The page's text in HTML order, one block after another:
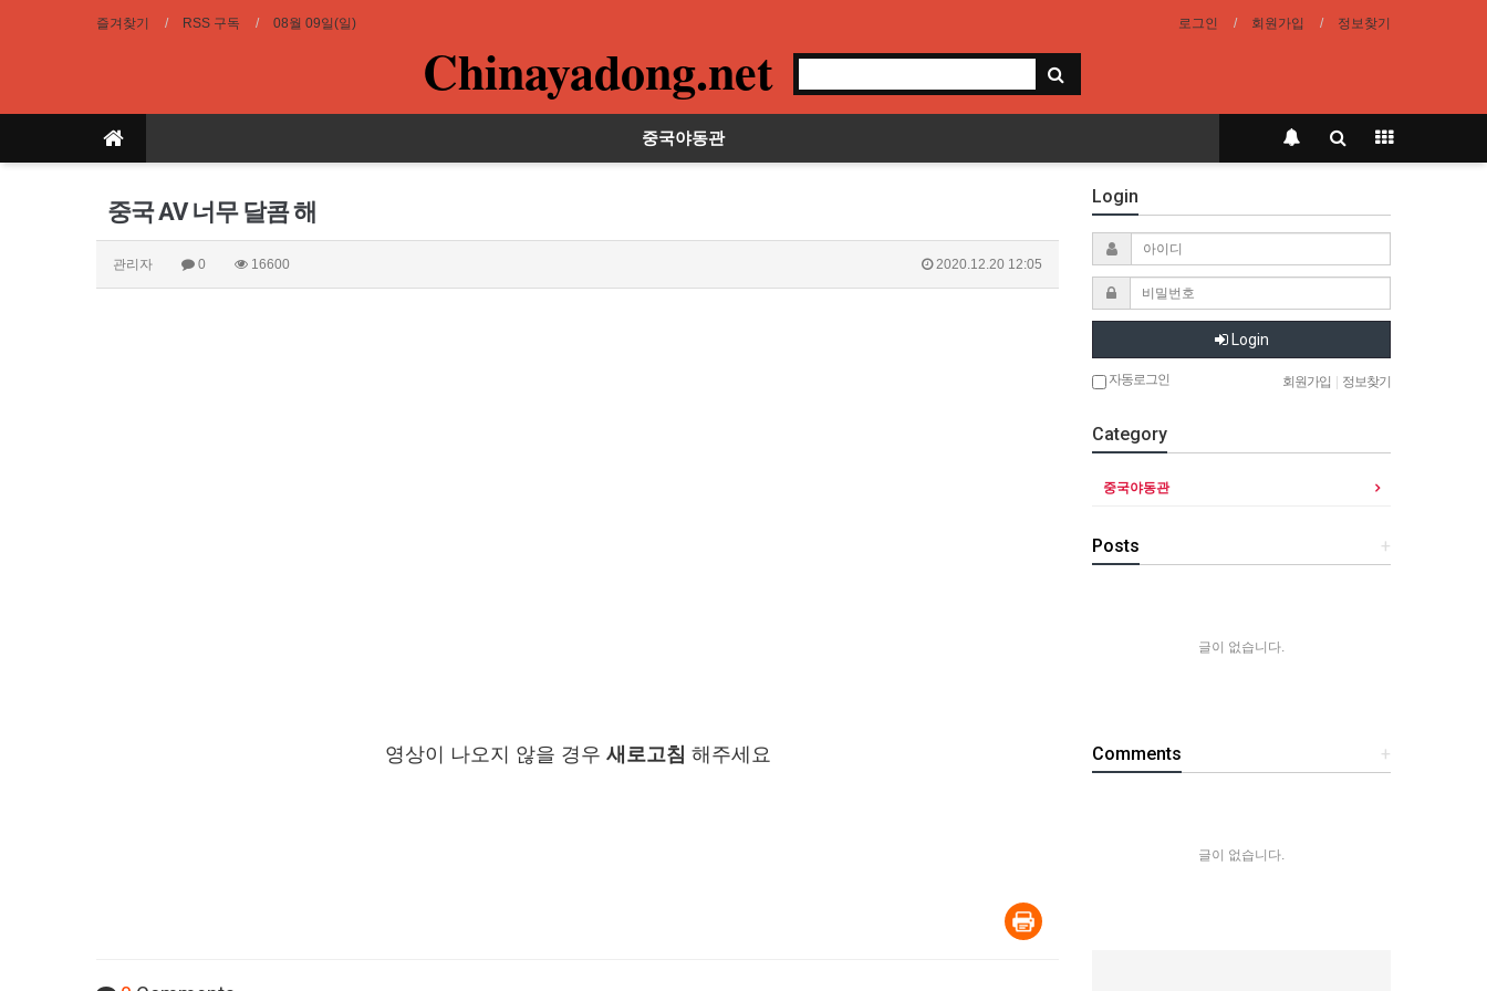
즐겨찾기 RSS 구독 08월 09일(일) 로그인 회원가입 정보찾기
Chinayadong.net
중국야동관
중국 AV 너무 달콤 해
관리자 0 16600 2020.12.20 12:05
영상이 나오지 않을 경우 새로고침 해주세요
Login
Login
자동로그인 회원가입 정보찾기
Category
중국야동관
+
Posts
글이 없습니다.
+
Comments
글이 없습니다.